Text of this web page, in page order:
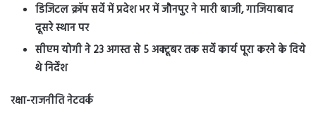
डिजिटल क्रॉप सर्वे में प्रदेश भर में जौनपुर ने मारी बाजी, गाजियाबाद
दूसरे स्थान पर
सीएम योगी ने 23 अगस्त से 5 अक्टूबर तक सर्वे कार्य पूरा करने के दिये
थे निर्देश
रक्षा-राजनीति नेटवर्क